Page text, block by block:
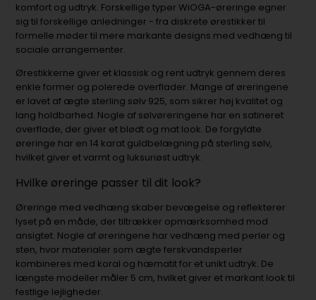
komfort og udtryk. Forskellige typer WiOGA-øreringe egner
sig til forskellige anledninger - fra diskrete ørestikker til
formelle møder til mere markante designs med vedhæng til
sociale arrangementer.
Ørestikkerne giver et klassisk og rent udtryk gennem deres
enkle former og polerede overflader. Mange af øreringene
er lavet af ægte sterling sølv 925, som sikrer høj kvalitet og
lang holdbarhed. Nogle af sølvøreringene har en satineret
overflade, der giver et blødt og mat look. De forgyldte
øreringe har en 14 karat guldbelægning på sterling sølv,
hvilket giver et varmt og luksuriøst udtryk.
Hvilke øreringe passer til dit look?
Øreringe med vedhæng skaber bevægelse og reflekterer
lyset på en måde, der tiltrækker opmærksomhed mod
ansigtet. Nogle af øreringene har vedhæng med perler og
sten, hvor materialer som ægte ferskvandsperler
kombineres med koral og hæmatit for et unikt udtryk. De
længste modeller måler 5 cm, hvilket giver et markant look til
festlige lejligheder.